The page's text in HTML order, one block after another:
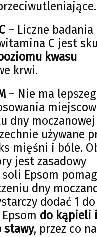
– Liczne badania
C jest
kwasu
krwi.
– Nie ma
dny
używane
mięśni i bóle.
jest zasadowy
soli Epsom
dny
dodać 1
do kąpieli
stawy, przez co